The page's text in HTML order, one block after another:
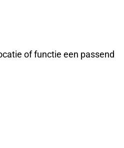
of functie een passend